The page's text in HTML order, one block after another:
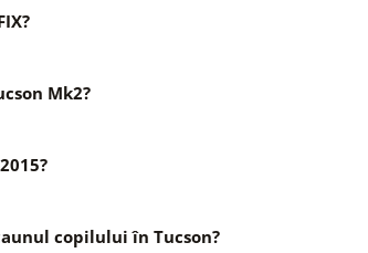
Mk2?
copilului în Tucson?